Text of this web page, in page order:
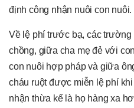
định công nhận nuôi con nuôi.
Về lệ phí trước bạ, các
chồng, giữa cha mẹ đẻ với
con nuôi hợp pháp và giữa
cháu ruột được miễn lệ phí
nhận thừa kế là họ hàng xa